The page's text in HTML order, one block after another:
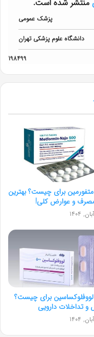
منتشر شده است.
پزشک عمومی
دانشگاه علوم پزشکی تهران
198499
برای چیست؟ بهترین
و عوارض کلی!
برای چیست؟
و تداخلات دارویی